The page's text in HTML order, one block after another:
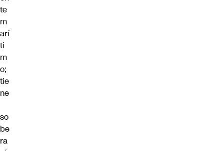
te
m
arí
ti
m
o;
tie
ne
so
be
ra